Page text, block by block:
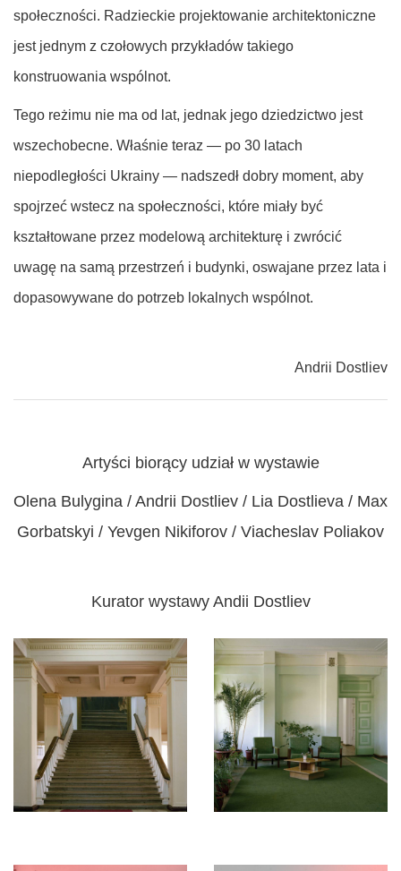
społeczności. Radzieckie projektowanie architektoniczne
jest jednym z czołowych przykładów takiego
konstruowania wspólnot.
Tego reżimu nie ma od lat, jednak jego dziedzictwo jest
wszechobecne. Właśnie teraz — po 30 latach
niepodległości Ukrainy — nadszedł dobry moment, aby
spojrzeć wstecz na społeczności, które miały być
kształtowane przez modelową architekturę i zwrócić
uwagę na samą przestrzeń i budynki, oswajane przez lata i
dopasowywane do potrzeb lokalnych wspólnot.
Andrii Dostliev
Artyści biorący udział w wystawie
Olena Bulygina / Andrii Dostliev / Lia Dostlieva / Max
Gorbatskyi / Yevgen Nikiforov / Viacheslav Poliakov
Kurator wystawy Andii Dostliev